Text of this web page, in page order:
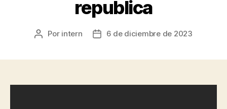
republica
Autor
Por intern
Fecha6 de diciembre de 2023